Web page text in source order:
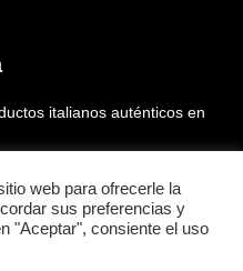
italianos auténticos en
Tiktok